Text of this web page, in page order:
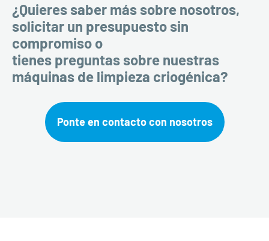
¿Quieres saber más sobre nosotros,
solicitar un presupuesto sin
compromiso o
tienes preguntas sobre nuestras
máquinas de limpieza criogénica?
Ponte en contacto con nosotros